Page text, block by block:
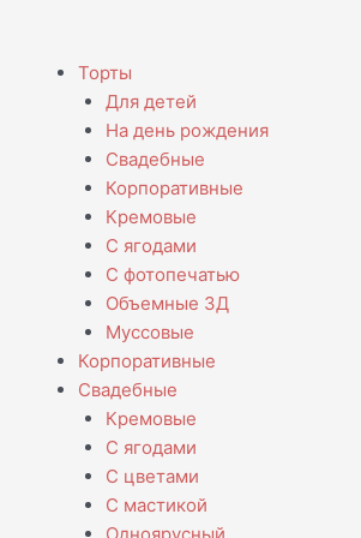
Торты
Для детей
На день рождения
Свадебные
Корпоративные
Кремовые
С ягодами
С фотопечатью
Объемные 3Д
Муссовые
Корпоративные
Свадебные
Кремовые
С ягодами
С цветами
С мастикой
Menu